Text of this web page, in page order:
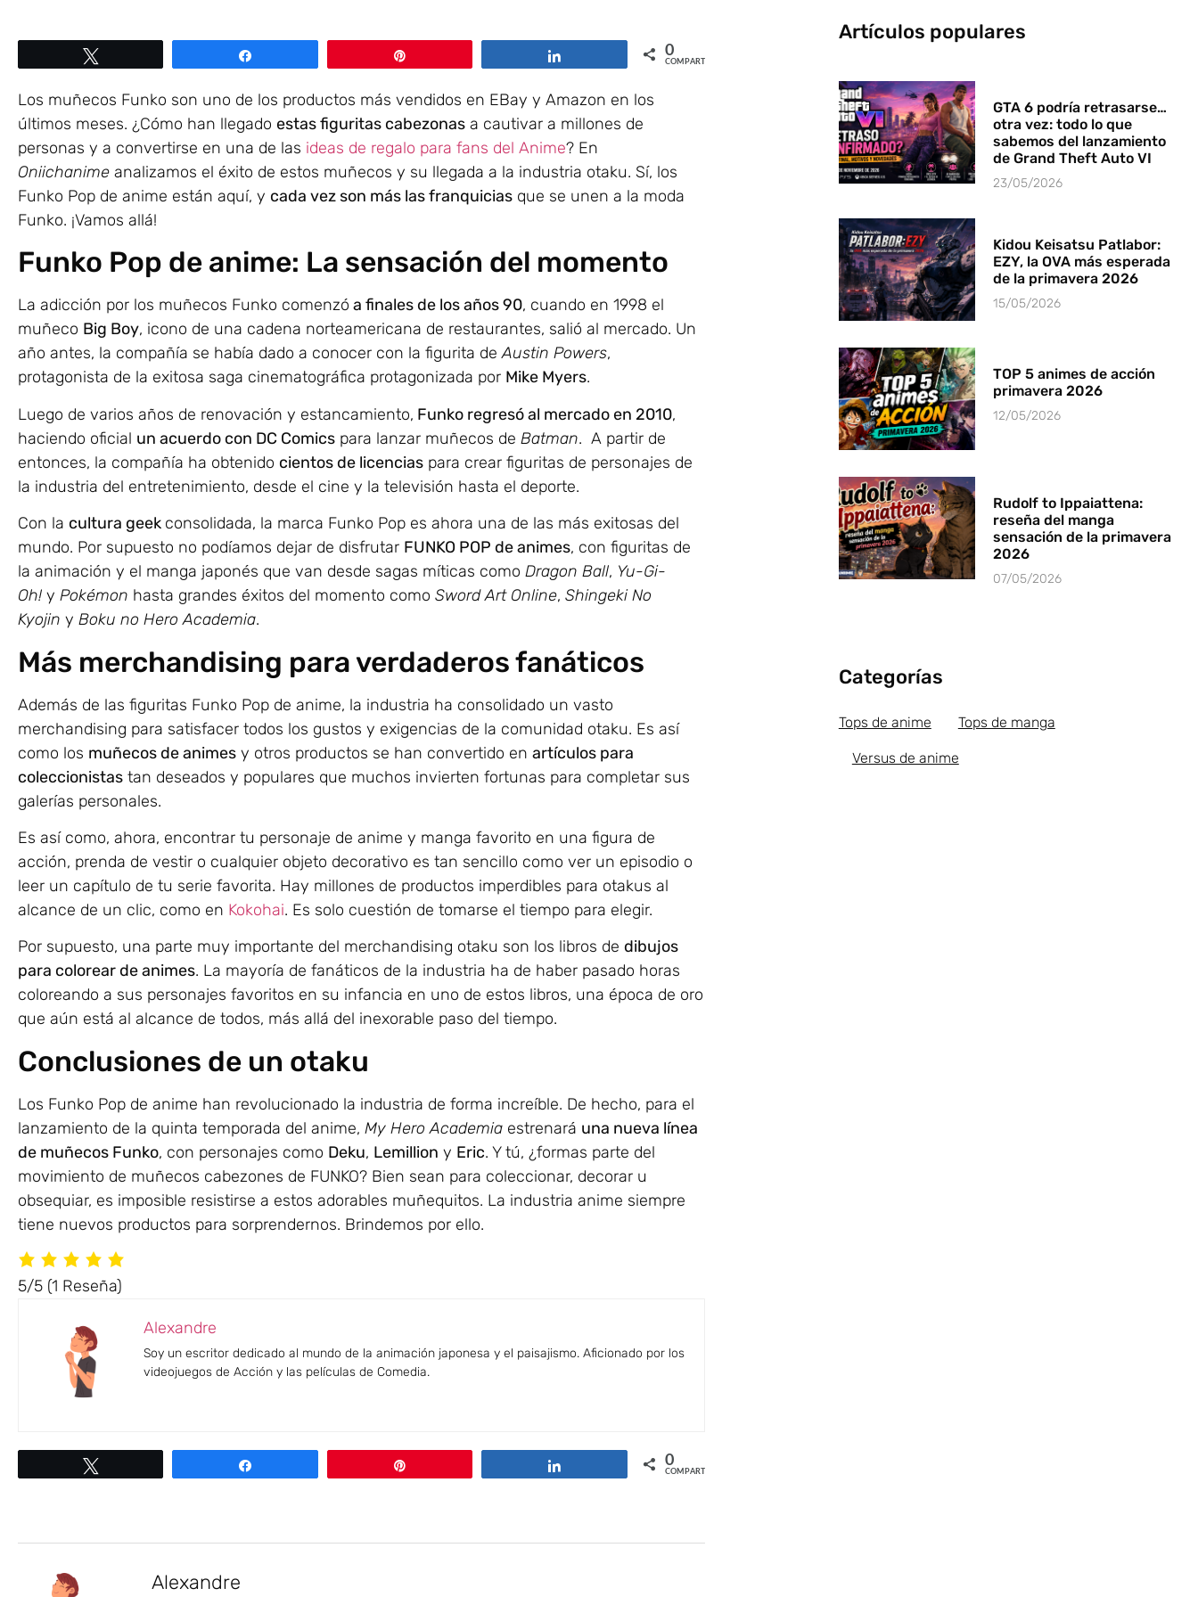
0
COMPARTIR
Los muñecos Funko son uno de los productos más vendidos en EBay y Amazon en los
últimos meses. ¿Cómo han llegado estas figuritas cabezonas a cautivar a millones de
personas y a convertirse en una de las ideas de regalo para fans del Anime? En
Oniichanime analizamos el éxito de estos muñecos y su llegada a la industria otaku. Sí, los
Funko Pop de anime están aquí, y cada vez son más las franquicias que se unen a la moda
Funko. ¡Vamos allá!
Funko Pop de anime: La sensación del momento
La adicción por los muñecos Funko comenzó a finales de los años 90, cuando en 1998 el
muñeco Big Boy, icono de una cadena norteamericana de restaurantes, salió al mercado. Un
año antes, la compañía se había dado a conocer con la figurita deAustin Powers,
protagonista de la exitosa saga cinematográfica protagonizada por Mike Myers.
Luego de varios años de renovación y estancamiento, Funko regresó al mercado en 2010,
haciendo oficial un acuerdo con DC Comics para lanzar muñecos de Batman. A partir de
entonces, la compañía ha obtenido cientos de licencias para crear figuritas de personajes de
la industria del entretenimiento, desde el cine y la televisión hasta el deporte.
Con la cultura geek consolidada, la marca Funko Pop es ahora una de las más exitosas del
mundo. Por supuesto no podíamos dejar de disfrutar FUNKO POP de animes, con figuritas de
la animación y el manga japonés que van desde sagas míticas como Dragon Ball, Yu-Gi-
Oh! y Pokémon hasta grandes éxitos del momento como Sword Art Online, Shingeki No
Kyojin y Boku no Hero Academia.
Más merchandising para verdaderos fanáticos
Además de las figuritas Funko Pop de anime, la industria ha consolidado un vasto
merchandising para satisfacer todos los gustos y exigencias de la comunidad otaku. Es así
como los muñecos de animes y otros productos se han convertido en artículos para
coleccionistas tan deseados y populares que muchos invierten fortunas para completar sus
galerías personales.
Es así como, ahora, encontrar tu personaje de anime y manga favorito en una figura de
acción, prenda de vestir o cualquier objeto decorativo es tan sencillo como ver un episodio o
leer un capítulo de tu serie favorita. Hay millones de productos imperdibles para otakus al
alcance de un clic, como en Kokohai. Es solo cuestión de tomarse el tiempo para elegir.
Por supuesto, una parte muy importante del merchandising otaku son los libros de dibujos
para colorear de animes. La mayoría de fanáticos de la industria ha de haber pasado horas
coloreando a sus personajes favoritos en su infancia en uno de estos libros, una época de oro
que aún está al alcance de todos, más allá del inexorable paso del tiempo.
Conclusiones de un otaku
Los Funko Pop de anime han revolucionado la industria de forma increíble. De hecho, para el
lanzamiento de la quinta temporada del anime, My Hero Academia estrenará una nueva línea
de muñecos Funko, con personajes como Deku, Lemillion y Eric. Y tú, ¿formas parte del
movimiento de muñecos cabezones de FUNKO? Bien sean para coleccionar, decorar u
obsequiar, es imposible resistirse a estos adorables muñequitos. La industria anime siempre
tiene nuevos productos para sorprendernos. Brindemos por ello.
5/5 (1 Reseña)
Alexandre
Soy un escritor dedicado al mundo de la animación japonesa y el paisajismo. Aficionado por los
videojuegos de Acción y las películas de Comedia.
0
COMPARTIR
Alexandre
Artículos populares
GTA 6 podría retrasarse…
otra vez: todo lo que
sabemos del lanzamiento
de Grand Theft Auto VI
23/05/2026
Kidou Keisatsu Patlabor:
EZY, la OVA más esperada
de la primavera 2026
15/05/2026
TOP 5 animes de acción
primavera 2026
12/05/2026
Rudolf to Ippaiattena:
reseña del manga
sensación de la primavera
2026
07/05/2026
Categorías
Tops de anime Tops de manga
Versus de anime